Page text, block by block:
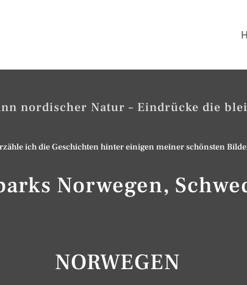
nordischer Natur – Eindrücke die
ich die Geschichten hinter einigen meiner schönsten
Norwegen,
NORWEGEN